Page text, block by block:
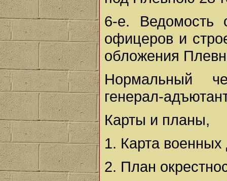
6-е. Ведомость
офицеров и
обложения
Нормальный
генерал-
Карты и планы,
1. Карта военных
2. План